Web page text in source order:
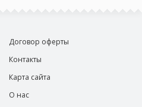
Договор оферты
Контакты
Карта сайта
О нас